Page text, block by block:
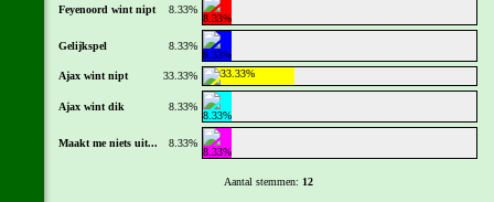
Feyenoord wint nipt 8.33%
Gelijkspel 8.33%
Ajax wint nipt 33.33%
Ajax wint dik 8.33%
Maakt me niets uit... 8.33%
Aantal stemmen: 12